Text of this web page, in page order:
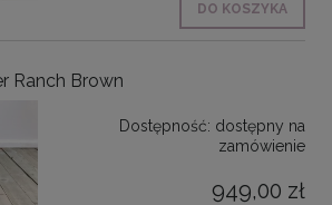
DO KOSZYKA
Ranch Brown
Dostępność: dostępny na
zamówienie
949,00 zł